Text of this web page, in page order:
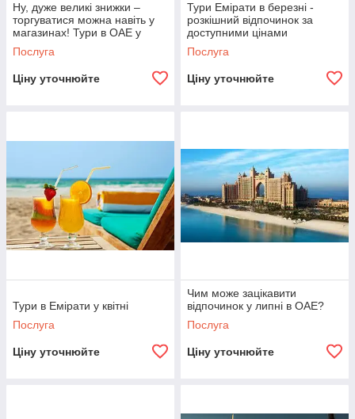
Ну, дуже великі знижки –
торгуватися можна навіть у
магазинах! Тури в ОАЕ у
лютому
Послуга
Ціну уточнюйте
Тури Емірати в березні -
розкішний відпочинок за
доступними цінами
Послуга
Ціну уточнюйте
Тури в Емірати у квітні
Послуга
Ціну уточнюйте
Чим може зацікавити
відпочинок у липні в ОАЕ?
Послуга
Ціну уточнюйте